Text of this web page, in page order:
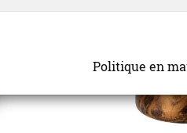
Politique en